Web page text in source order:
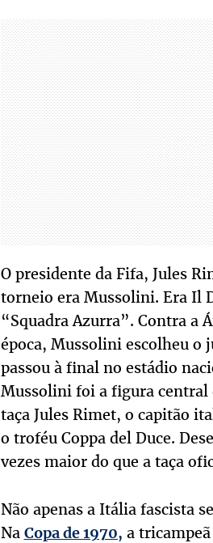
O presidente da Fifa, Jules
torneio era Mussolini. Era Il
“Squadra Azurra”. Contra a
época, Mussolini escolheu o
passou à final no estádio
Mussolini foi a figura central
taça Jules Rimet, o capitão
o troféu Coppa del Duce.
vezes maior do que a taça
Não apenas a Itália fascista
Na Copa de 1970, a